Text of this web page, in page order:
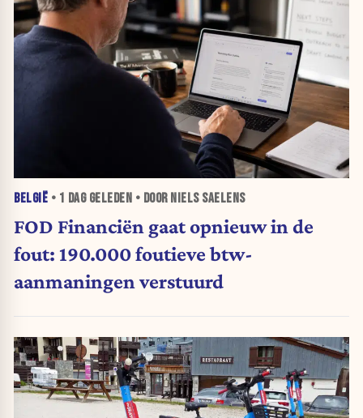
BELGIË • 1 DAGGELEDEN • DOOR NIELS SAELENS
FOD Financiën gaat opnieuw in de
fout: 190.000 foutieve btw-
aanmaningen verstuurd